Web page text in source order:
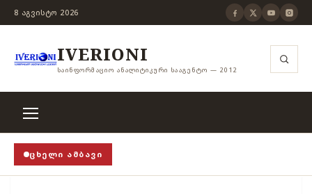
8 ᲐᲒᲕᲘᲡᲢᲝ 2026
IVERIONI
ᲡᲐᲘᲜᲤᲝᲠᲛᲐᲪᲘᲝ ᲐᲜᲐᲚᲘᲢᲘᲙᲣᲠᲘ ᲡᲐᲐᲒᲔᲜᲢᲝ — 2012
ᲪᲮᲔᲚᲘ ᲐᲛᲑᲐᲕᲘ
როცა თვითცენზურის ჭანჭიკი მოშლილია, ცენზურა